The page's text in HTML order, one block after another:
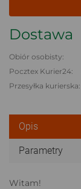
Dostawa
Obiór osobisty:
Pocztex Kurier24:
Przesyłka kurierska:
Opis
Parametry
Witam!